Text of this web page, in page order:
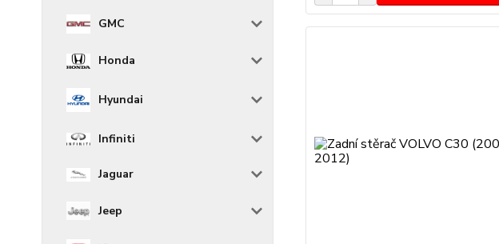
GMC
Honda
Hyundai
Infiniti
Jaguar
Jeep